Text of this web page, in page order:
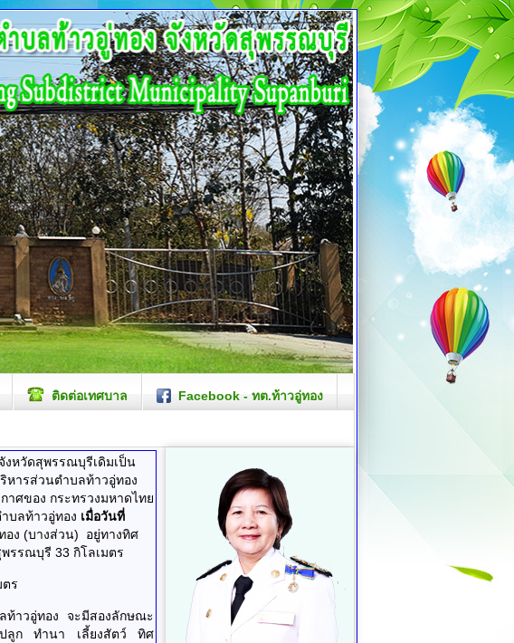
ติดต่อเทศบาล Facebook - ทต.ท้าวอู่ทอง
งหวัดสุพรรณบุรีเดิมเป็น
หารส่วนตำบลท้าวอู่ทอง
าศของ กระทรวงมหาดไทย
บลท้าวอู่ทอง เมื่อวันที่
อง (บางส่วน) อยู่ทางทิศ
รรณบุรี 33 กิโลเมตร
ร
ท้าวอู่ทอง จะมีสองลักษณะ
ะปลูก ทำนา เลี้ยงสัตว์ ทิศ